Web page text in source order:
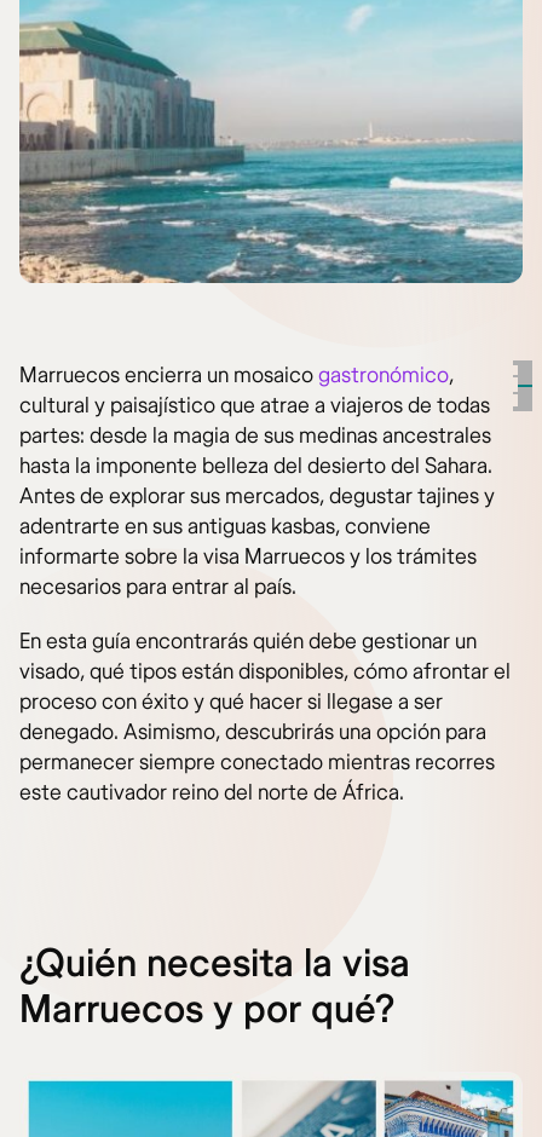
Marruecos encierra un mosaicogastronómico,
cultural y paisajístico que atrae a viajeros de todas
partes: desde la magia de sus medinas ancestrales
hasta la imponente belleza del desierto del Sahara.
Antes de explorar sus mercados, degustar tajines y
adentrarte en sus antiguas kasbas, conviene
informarte sobre la visa Marruecos y los trámites
necesarios para entrar al país.
En esta guía encontrarás quién debe gestionar un
visado, qué tipos están disponibles, cómo afrontar el
proceso con éxito y qué hacer si llegase a ser
denegado. Asimismo, descubrirás una opción para
permanecer siempre conectado mientras recorres
este cautivador reino del norte de África.
¿Quién necesita la visa
Marruecos y por qué?